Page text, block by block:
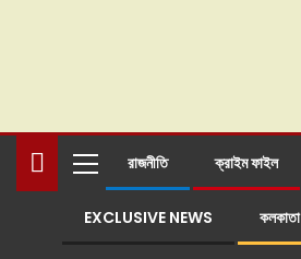
রাজনীতি ক্রাইম ফাইল
EXCLUSIVE NEWS কলকাতা